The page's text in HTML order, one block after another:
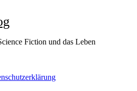
Fiction und das Leben